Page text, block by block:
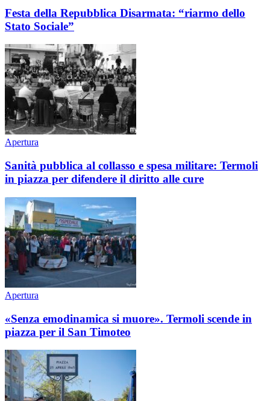
Festa della Repubblica Disarmata: “riarmo dello
Stato Sociale”
Apertura
Sanità pubblica al collasso e spesa militare: Termoli
in piazza per difendere il diritto alle cure
Apertura
«Senza emodinamica si muore». Termoli scende in
piazza per il San Timoteo